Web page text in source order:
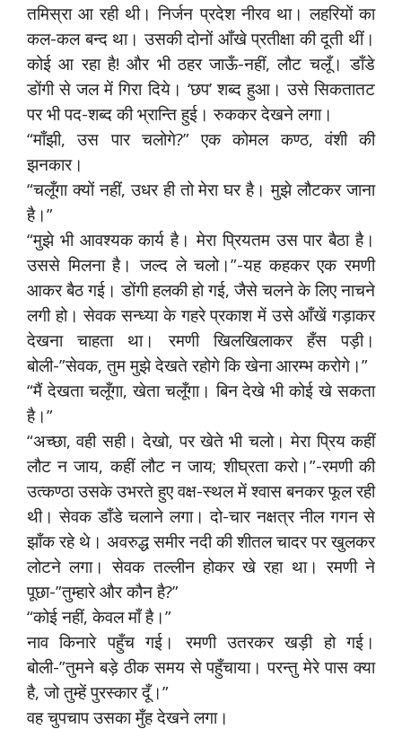
तमिस्रा आ रही थी। निर्जन प्रदेश नीरव था। लहरियों का
कल-कल बन्द था। उसकी दोनों आँखे प्रतीक्षा की दूती थीं।
कोई आ रहा है! और भी ठहर जाऊँ-नहीं, लौट चलूँ। डाँडे
डोंगी से जल में गिरा दिये। ‘छप’ शब्द हुआ। उसे सिकतातट
पर भी पद-शब्द की भ्रान्ति हुई। रुककर देखने लगा।
“माँझी, उस पार चलोगे?” एक कोमल कण्ठ, वंशी की
झनकार।
“चलूँगा क्यों नहीं, उधर ही तो मेरा घर है। मुझे लौटकर जाना
है।”
“मुझे भी आवश्यक कार्य है। मेरा प्रियतम उस पार बैठा है।
उससे मिलना है। जल्द ले चलो।”-यह कहकर एक रमणी
आकर बैठ गई। डोंगी हलकी हो गई, जैसे चलने के लिए नाचने
लगी हो। सेवक सन्ध्या के गहरे प्रकाश में उसे आँखें गड़ाकर
देखना चाहता था। रमणी खिलखिलाकर हँस पड़ी।
बोली-”सेवक, तुम मुझे देखते रहोगे कि खेना आरम्भ करोगे।”
“मैं देखता चलूँगा, खेता चलूँगा। बिन देखे भी कोई खे सकता
है।”
“अच्छा, वही सही। देखो, पर खेते भी चलो। मेरा प्रिय कहीं
लौट न जाय, कहीं लौट न जाय; शीघ्रता करो।”-रमणी की
उत्कण्ठा उसके उभरते हुए वक्ष-स्थल में श्वास बनकर फूल रही
थी। सेवक डाँडे चलाने लगा। दो-चार नक्षत्र नील गगन से
झाँक रहे थे। अवरुद्ध समीर नदी की शीतल चादर पर खुलकर
लोटने लगा। सेवक तल्लीन होकर खे रहा था। रमणी ने
पूछा-”तुम्हारे और कौन है?”
“कोई नहीं, केवल माँ है।”
नाव किनारे पहुँच गई। रमणी उतरकर खड़ी हो गई।
बोली-”तुमने बड़े ठीक समय से पहुँचाया। परन्तु मेरे पास क्या
है, जो तुम्हें पुरस्कार दूँ।”
वह चुपचाप उसका मुँह देखने लगा।